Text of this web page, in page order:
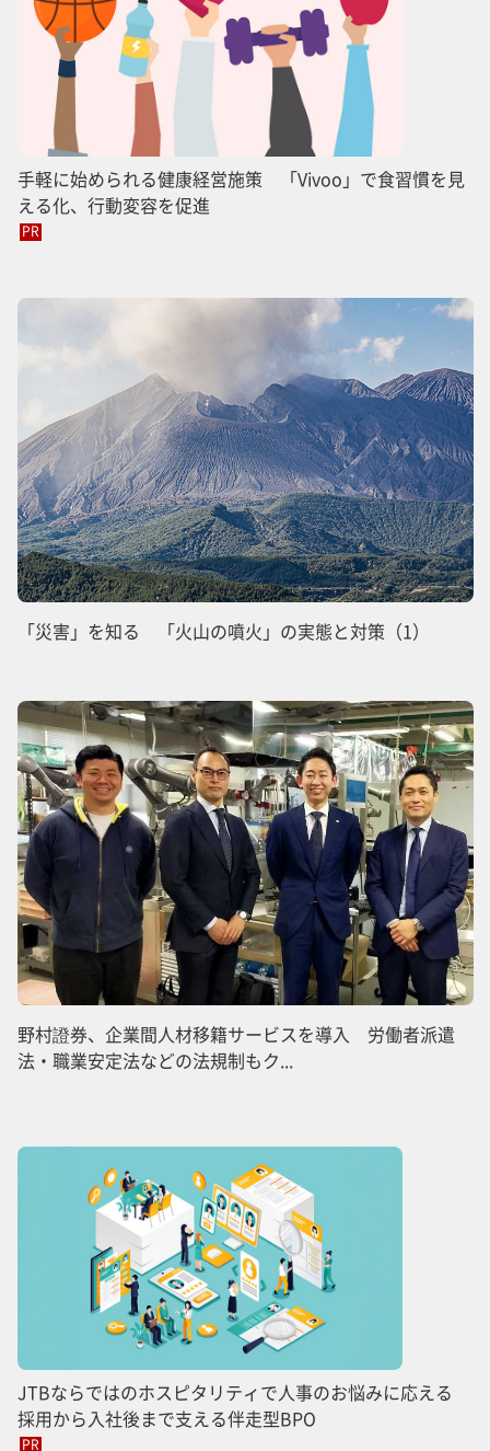
手軽に始められる健康経営施策 「Vivoo」で食習慣を見
える化、行動変容を促進
PR
「災害」を知る 「火山の噴火」の実態と対策（1）
野村證券、企業間人材移籍サービスを導入 労働者派遣
法・職業安定法などの法規制もク...
JTBならではのホスピタリティで人事のお悩みに応える
採用から入社後まで支える伴走型BPO
PR